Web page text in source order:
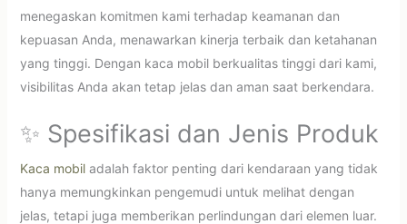
menegaskan komitmen kami terhadap keamanan dan
kepuasan Anda, menawarkan kinerja terbaik dan ketahanan
yang tinggi. Dengan kaca mobil berkualitas tinggi dari kami,
visibilitas Anda akan tetap jelas dan aman saat berkendara.
✨ Spesifikasi dan Jenis Produk
Kaca mobiladalah faktor penting dari kendaraan yang tidak
hanya memungkinkan pengemudi untuk melihat dengan
jelas, tetapi juga memberikan perlindungan dari elemen luar.